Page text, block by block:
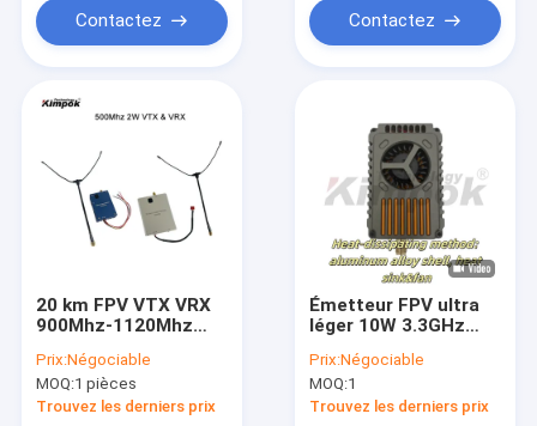
Contactez Contactez
20 km FPV VTX VRX
900Mhz-1120Mhz
Idéal pour les
amateurs de drones
Prix:Négociable
MOQ:1 pièces
Trouvez les derniers prix
Émetteur FPV ultra
léger 10W 3.3GHz
transmission
d'images de drone de
course
Prix:Négociable
MOQ:1
Trouvez les derniers prix